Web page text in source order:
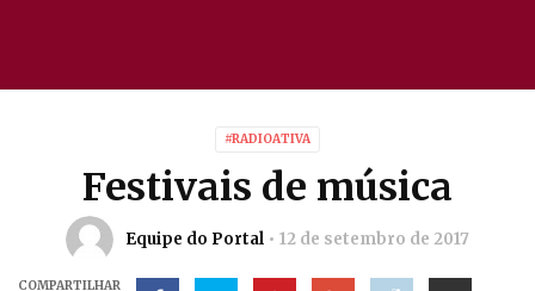
#RADIOATIVA
Festivais de música
Equipe do Portal 12 de setembro de 2017
COMPARTILHAR